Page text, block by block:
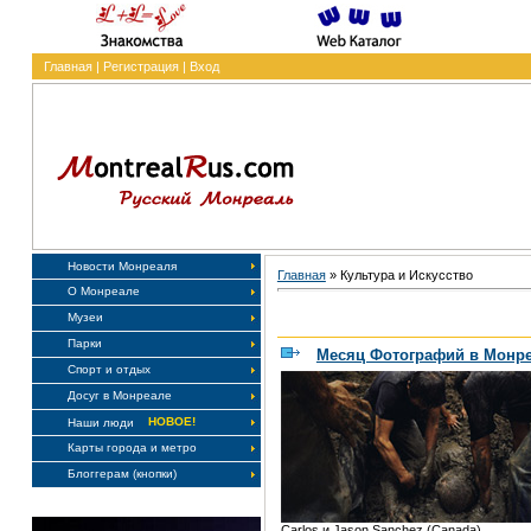
Главная| Регистрация| Вход
Новости Монреаля
О Монреале
Музеи
Парки
Спорт и отдых
Досуг в Монреале
Наши люди
НОВОЕ!
Карты города и метро
Блоггерам (кнопки)
Главная» Культура и Искусство
Месяц Фотографий в